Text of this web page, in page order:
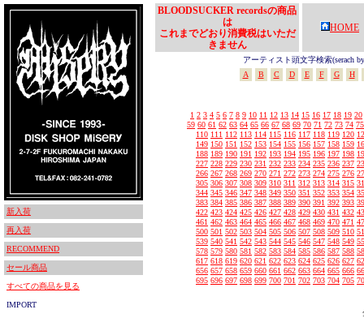
新入荷
再入荷
RECOMMEND
セール商品
すべての商品を見る
IMPORT
BLOODSUCKER recordsの商品
は
これまでどおり消費税はいただ
きません
HOME
アーティスト頭文字検索(serach
A
B C D E F G H
1 2 3 4 5 6 7 8 9 10 11 12 13 14 15 16 17 18 19 20
59 60 61 62 63 64 65 66 67 68 69 70 71 72 73 74 75
110 111 112 113 114 115 116 117 118 119 120
149 150 151 152 153 154 155 156 157 158 159
188 189 190 191 192 193 194 195 196 197 198
227 228 229 230 231 232 233 234 235 236 237
266 267 268 269 270 271 272 273 274 275 276
305 306 307 308 309 310 311 312 313 314 315
344 345 346 347 348 349 350 351 352 353 354
383 384 385 386 387 388 389 390 391 392 393
422 423 424 425 426 427 428 429 430 431 432
461 462 463 464 465 466 467 468 469 470 471
500 501 502 503 504 505 506 507 508 509 510
539 540 541 542 543 544 545 546 547 548 549
578 579 580 581 582 583 584 585 586 587 588
617 618 619 620 621 622 623 624 625 626 627
656 657 658 659 660 661 662 663 664 665 666
695 696 697 698 699 700 701 702 703 704 705